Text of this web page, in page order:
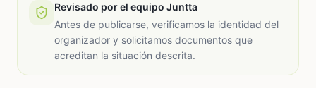
Revisado por el equipo Juntta
Antes de publicarse, verificamos la identidad del
organizador y solicitamos documentos que
acreditan la situación descrita.